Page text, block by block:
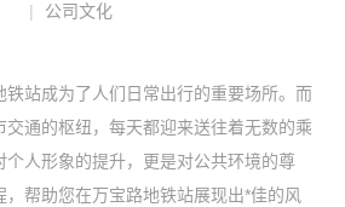
公司文化
站成为了人们日常出行的重要场所。而
交通的枢纽，每天都迎来送往着无数的乘
个人形象的提升，更是对公共环境的尊
，帮助您在万宝路地铁站展现出*佳的风